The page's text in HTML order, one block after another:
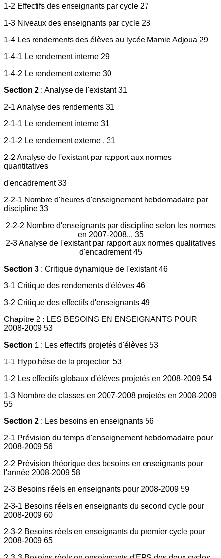
1-2 Effectifs des enseignants par cycle 27
1-3 Niveaux des enseignants par cycle 28
1-4 Les rendements des élèves au lycée Mamie Adjoua 29
1-4-1 Le rendement interne 29
1-4-2 Le rendement externe 30
Section 2 : Analyse de l'existant 31
2-1 Analyse des rendements 31
2-1-1 Le rendement interne 31
2-1-2 Le rendement externe . 31
2-2 Analyse de l'existant par rapport aux normes
quantitatives
d'encadrement 33
2-2-1 Nombre d'heures d'enseignement hebdomadaire par
discipline 33
2-2-2 Nombre d'enseignants par discipline selon les normes
en 2007-2008... 35
2-3 Analyse de l'existant par rapport aux normes qualitatives
d'encadrement 45
Section 3 : Critique dynamique de l'existant 46
3-1 Critique des rendements d'élèves 46
3-2 Critique des effectifs d'enseignants 49
Chapitre 2 : LES BESOINS EN ENSEIGNANTS POUR
2008-2009 53
Section 1 : Les effectifs projetés d'élèves 53
1-1 Hypothèse de la projection 53
1-2 Les effectifs globaux d'élèves projetés en 2008-2009 54
1-3 Nombre de classes en 2007-2008 projetés en 2008-2009
55
Section 2 : Les besoins en enseignants 56
2-1 Prévision du temps d'enseignement hebdomadaire pour
2008-2009 56
2-2 Prévision théorique des besoins en enseignants pour
l'année 2008-2009 58
2-3 Besoins réels en enseignants pour 2008-2009 59
2-3-1 Besoins réels en enseignants du second cycle pour
2008-2009 60
2-3-2 Besoins réels en enseignants du premier cycle pour
2008-2009 65